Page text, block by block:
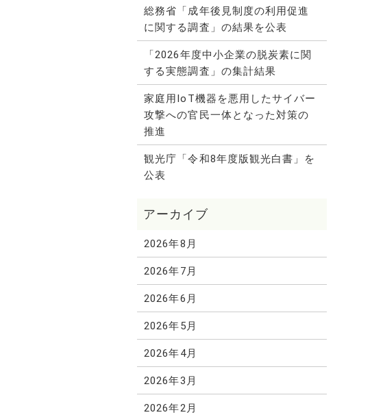
総務省「成年後見制度の利用促進
に関する調査」の結果を公表
「2026年度中小企業の脱炭素に関
する実態調査」の集計結果
家庭用IoT機器を悪用したサイバー
攻撃への官民一体となった対策の
推進
観光庁「令和8年度版観光白書」を
公表
2026年8月
2026年7月
2026年6月
2026年5月
2026年4月
2026年3月
2026年2月